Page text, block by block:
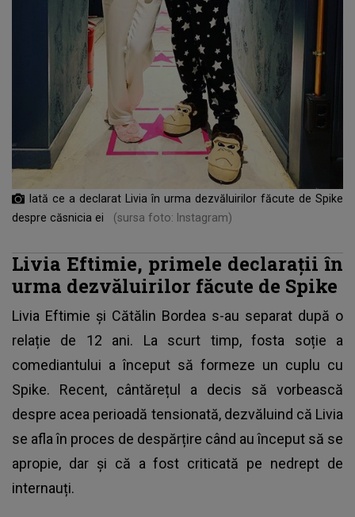
Iată ce a declarat Livia în urma dezvăluirilor făcute de Spike
despre căsnicia ei
(sursa foto: Instagram)
Livia Eftimie, primele declarații în
urma dezvăluirilor făcute de Spike
Livia Eftimie și Cătălin Bordea s-au separat după o
relație de 12 ani. La scurt timp, fosta soție a
comediantului a început să formeze un cuplu cu
Spike. Recent, cântărețul a decis să vorbească
despre acea perioadă tensionată, dezvăluind că Livia
se afla în proces de despărțire când au început să se
apropie, dar și că a fost criticată pe nedrept de
internauți.